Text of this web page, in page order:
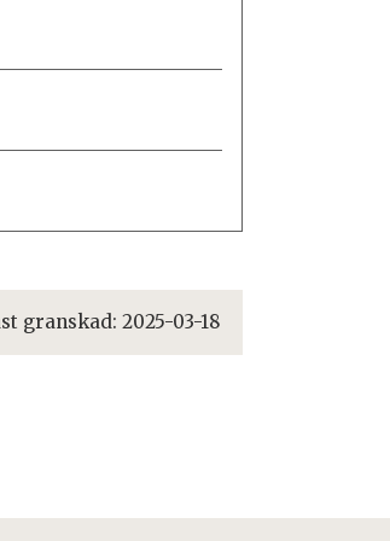
granskad: 2025-03-18